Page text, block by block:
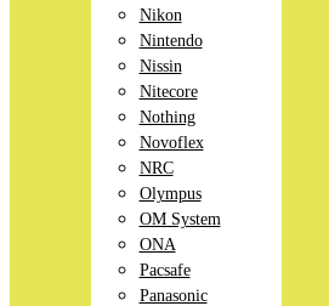
Nikon
Nintendo
Nissin
Nitecore
Nothing
Novoflex
NRC
Olympus
OM System
ONA
Pacsafe
Panasonic